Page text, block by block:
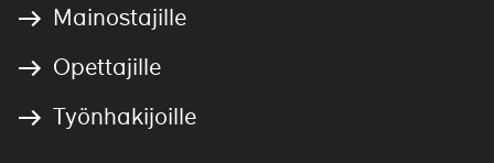
Mainostajille
Opettajille
Työnhakijoille